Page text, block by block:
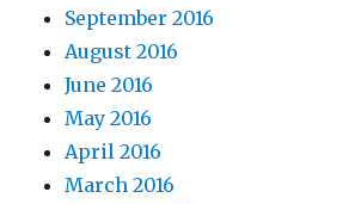
September 2016
August 2016
June 2016
May 2016
April 2016
March 2016